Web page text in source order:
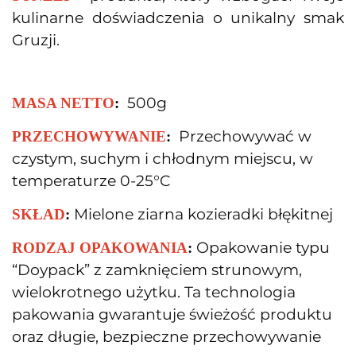
kulinarne doświadczenia o unikalny smak
Gruzji.
MASA NETTO: 500g
PRZECHOWYWANIE: Przechowywać w
czystym, suchym i chłodnym miejscu, w
temperaturze 0-25°C
SKŁAD: Mielone ziarna kozieradki błękitnej
RODZAJ OPAKOWANIA: Opakowanie typu
“Doypack” z zamknięciem strunowym,
wielokrotnego użytku. Ta technologia
pakowania gwarantuje świeżość produktu
oraz długie, bezpieczne przechowywanie